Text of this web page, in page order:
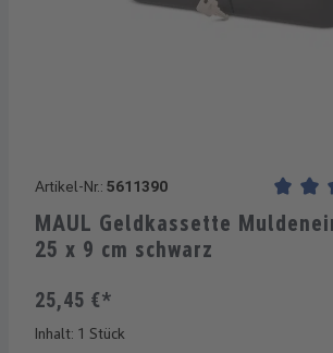
Artikel-Nr.: 5611390
MAUL Geldkassette
25 x 9 cm schwarz
25,45 €*
Inhalt: 1 Stück